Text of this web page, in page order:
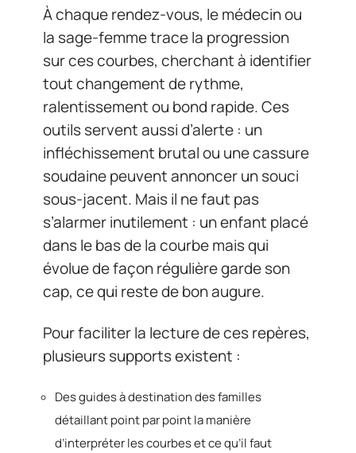
À chaque rendez-vous, le médecin ou
la sage-femme trace la progression
sur ces courbes, cherchant à identifier
tout changement de rythme,
ralentissement ou bond rapide. Ces
outils servent aussi d’alerte : un
infléchissement brutal ou une cassure
soudaine peuvent annoncer un souci
sous-jacent. Mais il ne faut pas
s’alarmer inutilement : un enfant placé
dans le bas de la courbe mais qui
évolue de façon régulière garde son
cap, ce qui reste de bon augure.
Pour faciliter la lecture de ces repères,
plusieurs supports existent :
Des guides à destination des familles
détaillant point par point la manière
d’interpréter les courbes et ce qu’il faut